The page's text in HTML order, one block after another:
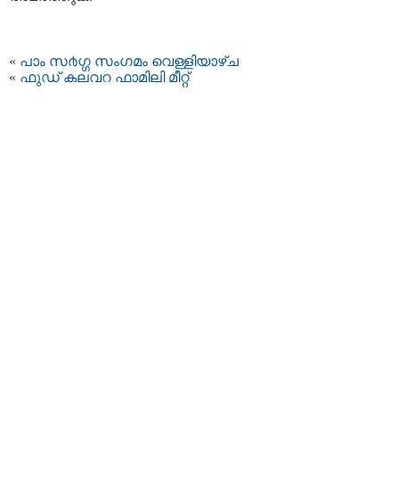
« പാം സ൪ഗ്ഗ സംഗമം വെള്ളിയാഴ്ച
« ഫുഡ് കലവറ ഫാമിലി മീറ്റ്